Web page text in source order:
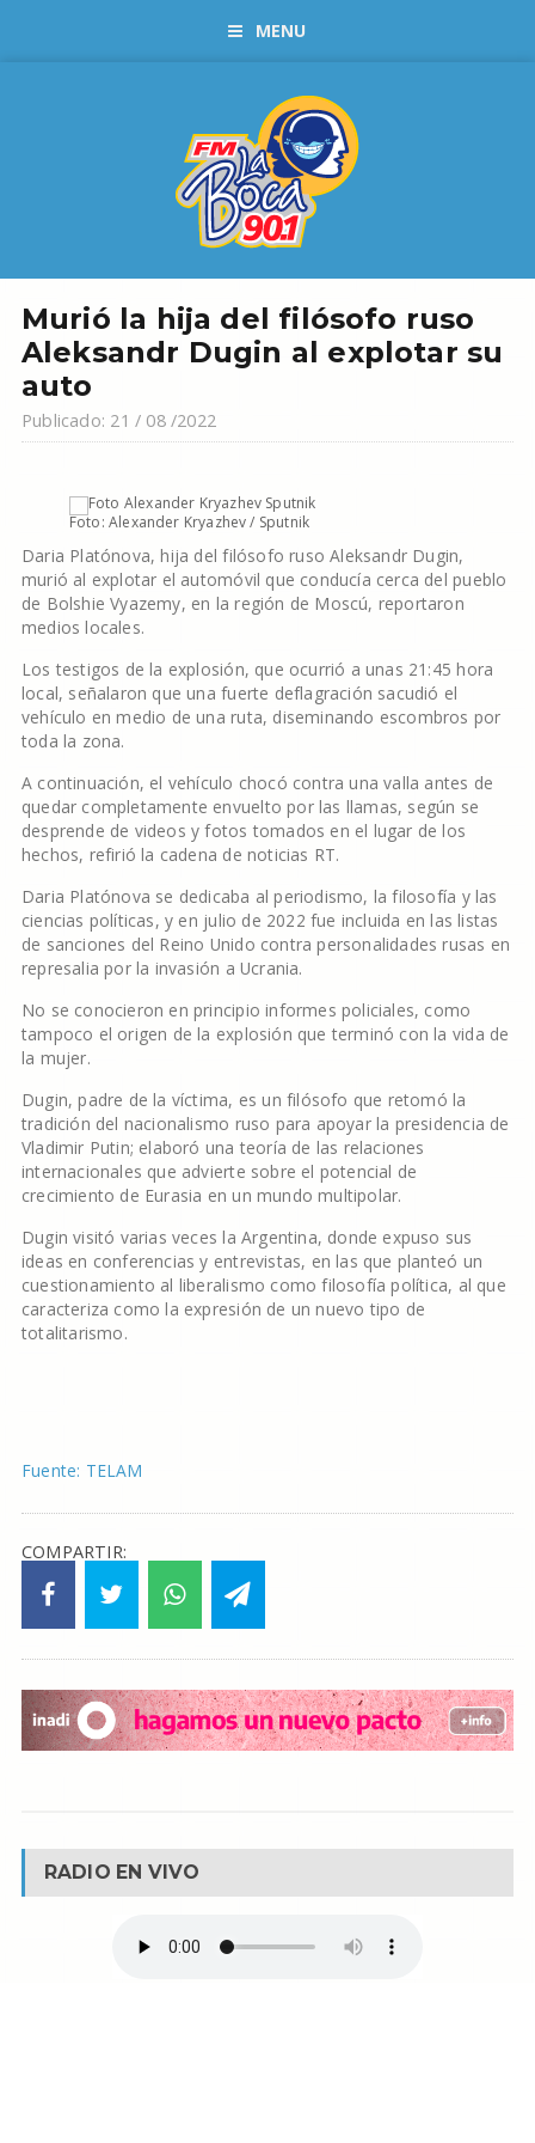
MENU
Murió la hija del filósofo ruso
Aleksandr Dugin al explotar su
auto
Publicado: 21 / 08 /2022
Foto: Alexander Kryazhev / Sputnik
Daria Platónova, hija del filósofo ruso Aleksandr Dugin,
murió al explotar el automóvil que conducía cerca del pueblo
de Bolshie Vyazemy, en la región de Moscú, reportaron
medios locales.
Los testigos de la explosión, que ocurrió a unas 21:45 hora
local, señalaron que una fuerte deflagración sacudió el
vehículo en medio de una ruta, diseminando escombros por
toda la zona.
A continuación, el vehículo chocó contra una valla antes de
quedar completamente envuelto por las llamas, según se
desprende de videos y fotos tomados en el lugar de los
hechos, refirió la cadena de noticias RT.
Daria Platónova se dedicaba al periodismo, la filosofía y las
ciencias políticas, y en julio de 2022 fue incluida en las listas
de sanciones del Reino Unido contra personalidades rusas en
represalia por la invasión a Ucrania.
No se conocieron en principio informes policiales, como
tampoco el origen de la explosión que terminó con la vida de
la mujer.
Dugin, padre de la víctima, es un filósofo que retomó la
tradición del nacionalismo ruso para apoyar la presidencia de
Vladimir Putin; elaboró una teoría de las relaciones
internacionales que advierte sobre el potencial de
crecimiento de Eurasia en un mundo multipolar.
Dugin visitó varias veces la Argentina, donde expuso sus
ideas en conferencias y entrevistas, en las que planteó un
cuestionamiento al liberalismo como filosofía política, al que
caracteriza como la expresión de un nuevo tipo de
totalitarismo.
Fuente: TELAM
COMPARTIR:
RADIO EN VIVO